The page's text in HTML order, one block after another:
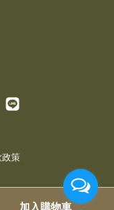
加入購物車
政策